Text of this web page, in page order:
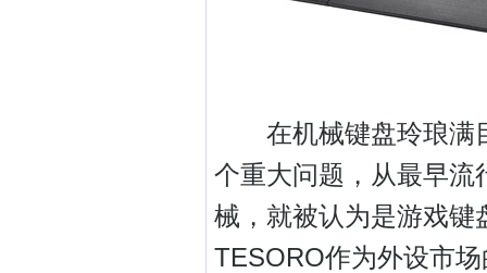
在机械键盘玲琅满目
个重大问题，从最早流
械，就被认为是游戏键
TESORO作为外设市